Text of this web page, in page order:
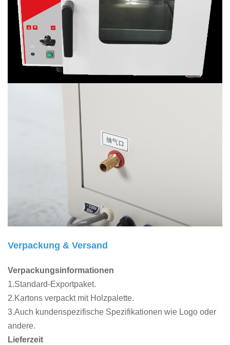
Verpackung & Versand
Verpackungsinformationen
1.Standard-Exportpaket.
2.Kartons verpackt mit Holzpalette.
3.Auch kundenspezifische Spezifikationen wie Logo oder
andere.
Lieferzeit